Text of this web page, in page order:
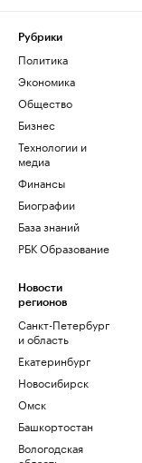
Рубрики
Политика
Экономика
Общество
Бизнес
Технологии и
медиа
Финансы
Биографии
База знаний
РБК Образование
Новости
регионов
Санкт-Петербург
и область
Екатеринбург
Новосибирск
Омск
Башкортостан
Вологодская